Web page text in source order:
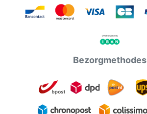
Bezorgmethodes